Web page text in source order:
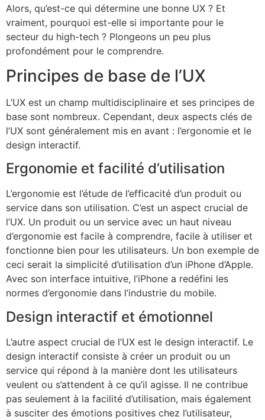
Alors, qu’est-ce qui détermine une bonne UX ? Et
vraiment, pourquoi est-elle si importante pour le
secteur du high-tech ? Plongeons un peu plus
profondément pour le comprendre.
Principes de base de l’UX
L’UX est un champ multidisciplinaire et ses principes de
base sont nombreux. Cependant, deux aspects clés de
l’UX sont généralement mis en avant : l’ergonomie et le
design interactif.
Ergonomie et facilité d’utilisation
L’ergonomie est l’étude de l’efficacité d’un produit ou
service dans son utilisation. C’est un aspect crucial de
l’UX. Un produit ou un service avec un haut niveau
d’ergonomie est facile à comprendre, facile à utiliser et
fonctionne bien pour les utilisateurs. Un bon exemple de
ceci serait la simplicité d’utilisation d’un iPhone d’Apple.
Avec son interface intuitive, l’iPhone a redéfini les
normes d’ergonomie dans l’industrie du mobile.
Design interactif et émotionnel
L’autre aspect crucial de l’UX est le design interactif. Le
design interactif consiste à créer un produit ou un
service qui répond à la manière dont les utilisateurs
veulent ou s’attendent à ce qu’il agisse. Il ne contribue
pas seulement à la facilité d’utilisation, mais également
à susciter des émotions positives chez l’utilisateur,